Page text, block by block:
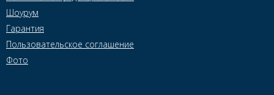
Шоурум
Гарантия
Пользовательское соглашение
Фото